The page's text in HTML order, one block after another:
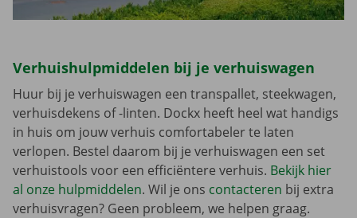
Verhuishulpmiddelen bij je verhuiswagen
Huur bij je verhuiswagen een transpallet, steekwagen,
verhuisdekens of -linten. Dockx heeft heel wat handigs
in huis om jouw verhuis comfortabeler te laten
verlopen. Bestel daarom bij je verhuiswagen een set
verhuistools voor een efficiëntere verhuis. Bekijk hier
al onze hulpmiddelen. Wil je ons contacteren bij extra
verhuisvragen? Geen probleem, we helpen graag.